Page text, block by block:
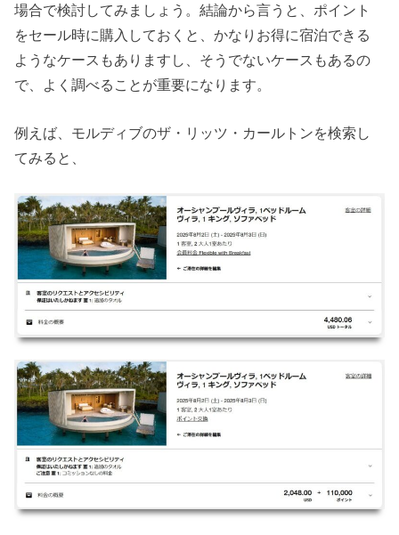
場合で検討してみましょう。結論から言うと、ポイント
をセール時に購入しておくと、かなりお得に宿泊できる
ようなケースもありますし、そうでないケースもあるの
で、よく調べることが重要になります。
例えば、モルディブのザ・リッツ・カールトンを検索し
てみると、